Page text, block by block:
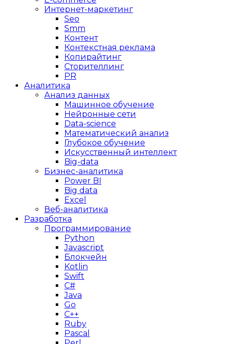
Интернет-маркетинг
Seo
Smm
Контент
Контекстная реклама
Копирайтинг
Сторителлинг
PR
Аналитика
Анализ данных
Машинное обучение
Нейронные сети
Data-science
Математический анализ
Глубокое обучение
Искусственный интеллект
Big-data
Бизнес-аналитика
Power BI
Big data
Excel
Веб-аналитика
Разработка
Программирование
Python
Javascript
Блокчейн
Kotlin
Swift
C#
Java
Go
C++
Ruby
Pascal